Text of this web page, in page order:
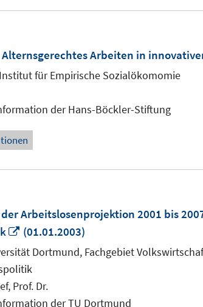
Alternsgerechtes Arbeiten in
für Empirische Sozialökomomie
der Hans-Böckler-Stiftung
Arbeitslosenprojektion 2001 bis
In
neuem
Fenster
öffnen
(01.01.2003)
Dortmund, Fachgebiet
Prof. Dr.
der TU Dortmund